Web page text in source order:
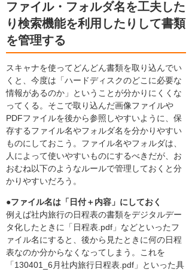
ファイル・フォルダ名を工夫した
り検索機能を利用したりして書類
を管理する
スキャナを使ってどんどん書類を取り込んでい
くと、今度は「ハードディスクのどこに必要な
情報があるのか」ということが分かりにくくな
ってくる。そこで取り込んだ画像ファイルや
PDFファイルを後から参照しやすいように、保
存するファイル名やフォルダ名を分かりやすい
ものにしておこう。ファイル名やフォルダは、
人によって使いやすいものにするべきだが、お
おむね以下のようなルールで管理しておくと分
かりやすいだろう。
●ファイル名は「日付＋内容」にしておく
例えば社内旅行の日程表の書類をデジタルデー
タ化したときに「日程表.pdf」などといったフ
ァイル名にすると、後から見たときに何の日程
表なのか分からなくなってしまう。これを
「130401_6月社内旅行日程表.pdf」といった具